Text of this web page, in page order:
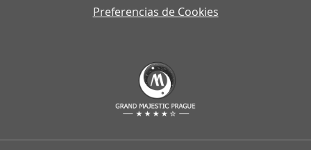
Preferencias de Cookies